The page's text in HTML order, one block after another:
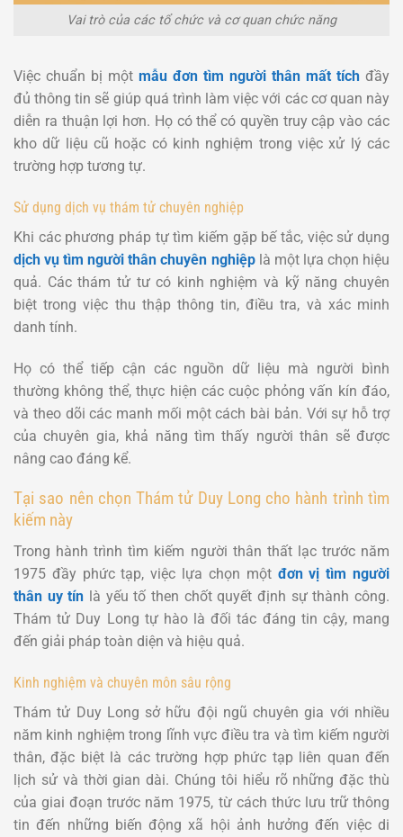
Vai trò của các tổ chức và cơ quan chức năng
Việc chuẩn bị một mẫu đơn tìm người thân mất tích đầy
đủ thông tin sẽ giúp quá trình làm việc với các cơ quan này
diễn ra thuận lợi hơn. Họ có thể có quyền truy cập vào các
kho dữ liệu cũ hoặc có kinh nghiệm trong việc xử lý các
trường hợp tương tự.
Sử dụng dịch vụ thám tử chuyên nghiệp
Khi các phương pháp tự tìm kiếm gặp bế tắc, việc sử dụng
dịch vụ tìm người thân chuyên nghiệplà một lựa chọn hiệu
quả. Các thám tử tư có kinh nghiệm và kỹ năng chuyên
biệt trong việc thu thập thông tin, điều tra, và xác minh
danh tính.
Họ có thể tiếp cận các nguồn dữ liệu mà người bình
thường không thể, thực hiện các cuộc phỏng vấn kín đáo,
và theo dõi các manh mối một cách bài bản. Với sự hỗ trợ
của chuyên gia, khả năng tìm thấy người thân sẽ được
nâng cao đáng kể.
Tại sao nên chọn Thám tử Duy Long cho hành trình tìm
kiếm này
Trong hành trình tìm kiếm người thân thất lạc trước năm
1975 đầy phức tạp, việc lựa chọn một đơn vị tìm người
thân uy tín là yếu tố then chốt quyết định sự thành công.
Thám tử Duy Long tự hào là đối tác đáng tin cậy, mang
đến giải pháp toàn diện và hiệu quả.
Kinh nghiệm và chuyên môn sâu rộng
Thám tử Duy Long sở hữu đội ngũ chuyên gia với nhiều
năm kinh nghiệm trong lĩnh vực điều tra và tìm kiếm người
thân, đặc biệt là các trường hợp phức tạp liên quan đến
lịch sử và thời gian dài. Chúng tôi hiểu rõ những đặc thù
của giai đoạn trước năm 1975, từ cách thức lưu trữ thông
tin đến những biến động xã hội ảnh hưởng đến việc di